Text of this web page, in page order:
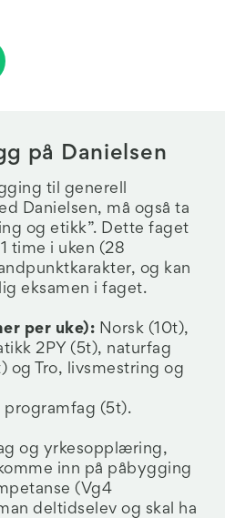
på Danielsen
til generell
Danielsen, må også ta
og etikk”. Dette faget
time i uken (28
og kan
eksamen i faget.
per uke): Norsk (10t),
2PY (5t), naturfag
og Tro, livsmestring og
programfag (5t).
og yrkesopplæring,
inn på påbygging
(Vg4
deltidselev og skal ha